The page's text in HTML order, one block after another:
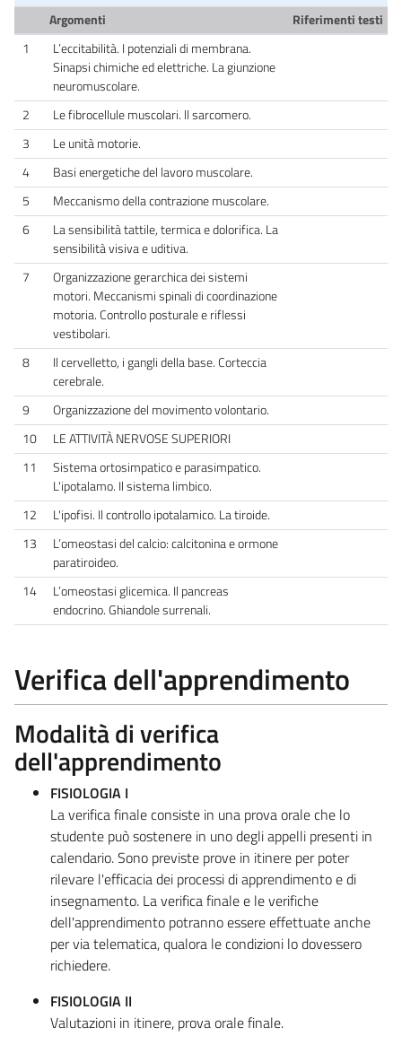
Argomenti
Riferimenti testi
1
L’eccitabilità. I potenziali di membrana.
Sinapsi chimiche ed elettriche. La giunzione
neuromuscolare.
2
Le fibrocellule muscolari. ll sarcomero.
3
Le unità motorie.
4
Basi energetiche del lavoro muscolare.
5
Meccanismo della contrazione muscolare.
6
La sensibilità tattile, termica e dolorifica. La
sensibilità visiva e uditiva.
7
Organizzazione gerarchica dei sistemi
motori. Meccanismi spinali di coordinazione
motoria. Controllo posturale e riflessi
vestibolari.
8
Il cervelletto, i gangli della base. Corteccia
cerebrale.
9
Organizzazione del movimento volontario.
10
LE ATTIVITÀ NERVOSE SUPERIORI
11
Sistema ortosimpatico e parasimpatico.
L'ipotalamo. Il sistema limbico.
12
L'ipofisi. Il controllo ipotalamico. La tiroide.
13
L’omeostasi del calcio: calcitonina e ormone
paratiroideo.
14
L’omeostasi glicemica. Il pancreas
endocrino. Ghiandole surrenali.
Verifica dell'apprendimento
Modalità di verifica
dell'apprendimento
FISIOLOGIA I
La verifica finale consiste in una prova orale che lo
studente può sostenere in uno degli appelli presenti in
calendario. Sono previste prove in itinere per poter
rilevare l'efficacia dei processi di apprendimento e di
insegnamento. La verifica finale e le verifiche
dell'apprendimento potranno essere effettuate anche
per via telematica, qualora le condizioni lo dovessero
richiedere.
FISIOLOGIA II
Valutazioni in itinere, prova orale finale.